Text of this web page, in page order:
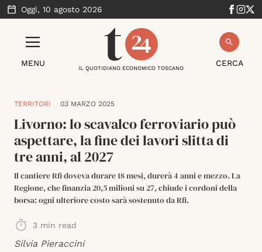
Oggi, 10 agosto 2026
MENU CERCA
IL QUOTIDIANO ECONOMICO TOSCANO
TERRITORI 03 MARZO 2025
Livorno: lo scavalco ferroviario può
aspettare, la fine dei lavori slitta di
tre anni, al 2027
Il cantiere Rfi doveva durare 18 mesi, durerà 4 anni e mezzo. La
Regione, che finanzia 20,5 milioni su 27, chiude i cordoni della
borsa: ogni ulteriore costo sarà sostenuto da Rfi.
3 min read
Silvia Pieraccini